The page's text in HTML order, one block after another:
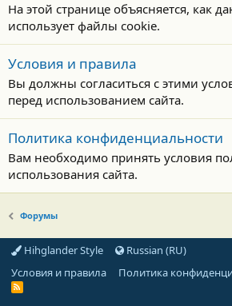
На этой странице объясняется, как
использует файлы cookie.
Условия и правила
Вы должны согласиться с этими
перед использованием сайта.
Политика конфиденциальности
Вам необходимо принять условия
использования сайта.
Форумы
Hihglander Style
Russian (RU)
Условия и правила
Политика
R